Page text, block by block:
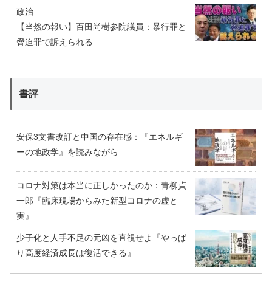
政治
【当然の報い】百田尚樹参院議員：暴行罪と
脅迫罪で訴えられる
書評
安保3文書改訂と中国の存在感：『エネルギ
ーの地政学』を読みながら
コロナ対策は本当に正しかったのか：青柳貞
一郎『臨床現場からみた新型コロナの虚と
実』
少子化と人手不足の元凶を直視せよ『やっぱ
り高度経済成長は復活できる』